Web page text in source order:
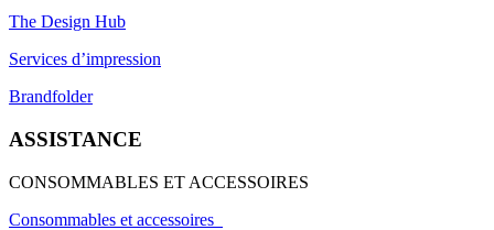
The Design Hub
Services d’impression
Brandfolder
ASSISTANCE
CONSOMMABLES ET ACCESSOIRES
Consommables et accessoires